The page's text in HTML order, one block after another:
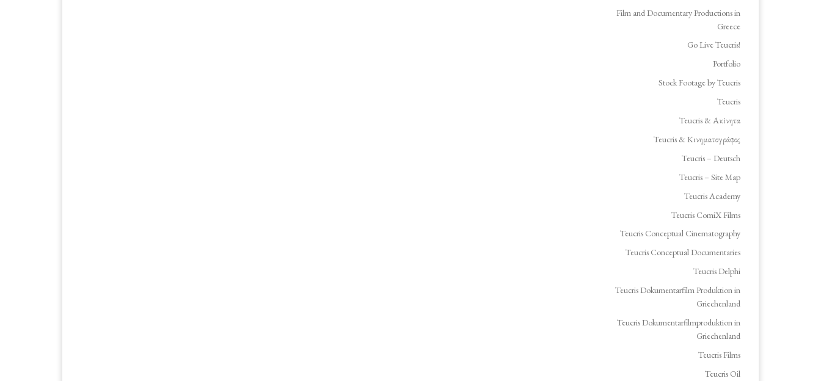
Film and Documentary Productions in
Greece
Go Live Teucris!
Portfolio
Stock Footage by Teucris
Teucris
Teucris & Ακίνητα
Teucris & Κινηματογράφος
Teucris – Deutsch
Teucris – Site Map
Teucris Academy
Teucris ComiX Films
Teucris Conceptual Cinematography
Teucris Conceptual Documentaries
Teucris Delphi
Teucris Dokumentarfilm Produktion in
Griechenland
Teucris Dokumentarfilmproduktion in
Griechenland
Teucris Films
Teucris Oil